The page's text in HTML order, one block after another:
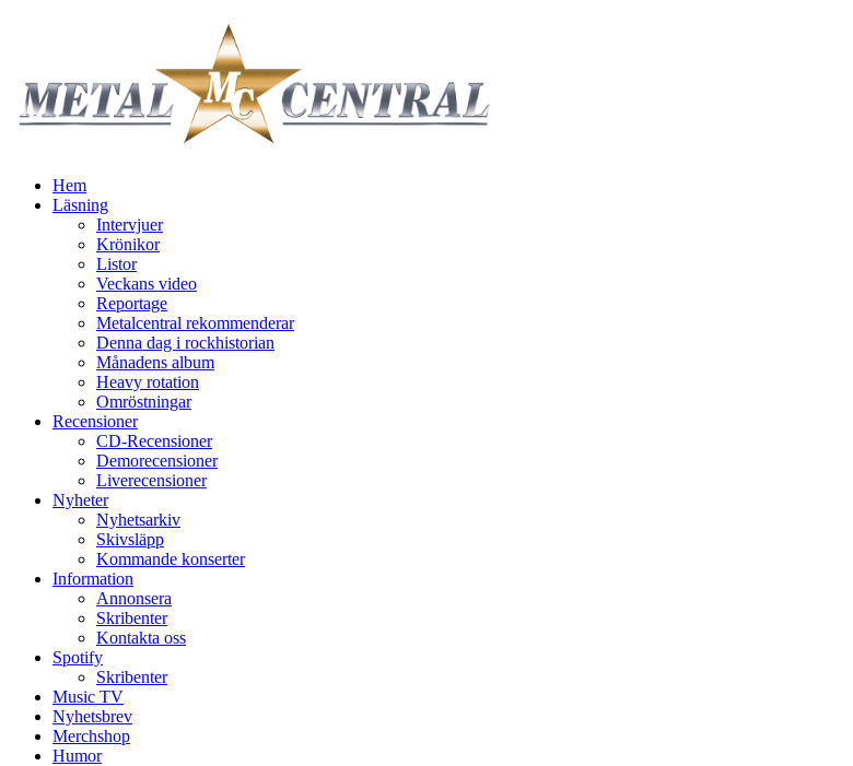
Hem
Läsning
Intervjuer
Krönikor
Listor
Veckans video
Reportage
Metalcentral rekommenderar
Denna dag i rockhistorian
Månadens album
Heavy rotation
Omröstningar
Recensioner
CD-Recensioner
Demorecensioner
Liverecensioner
Nyheter
Nyhetsarkiv
Skivsläpp
Kommande konserter
Information
Annonsera
Skribenter
Kontakta oss
Spotify
Skribenter
Music TV
Nyhetsbrev
Merchshop
Humor